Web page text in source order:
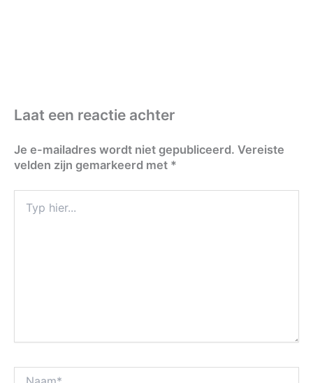
Laat een reactie achter
Je e-mailadres wordt niet gepubliceerd. Vereiste
velden zijn gemarkeerd met *
hier...